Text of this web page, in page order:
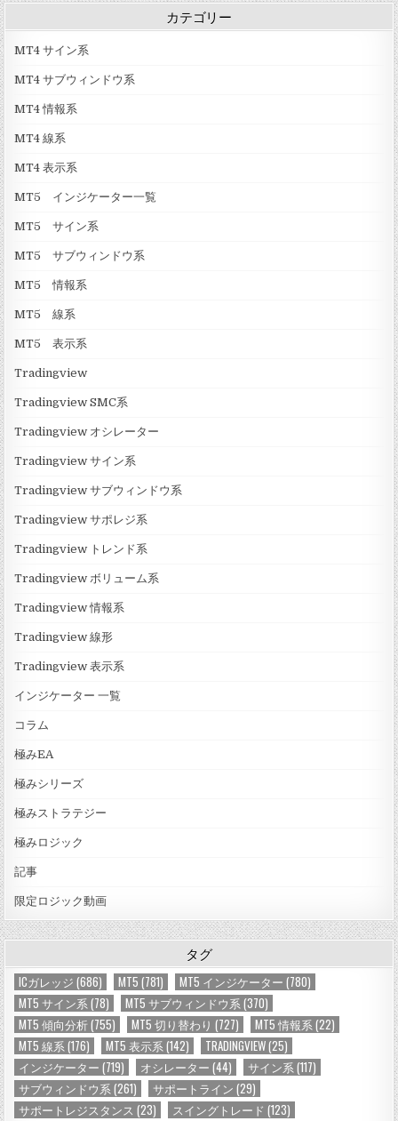
カテゴリー
MT4 サイン系
MT4 サブウィンドウ系
MT4 情報系
MT4 線系
MT4 表示系
MT5 インジケーター一覧
MT5 サイン系
MT5 サブウィンドウ系
MT5 情報系
MT5 線系
MT5 表示系
Tradingview
Tradingview SMC系
Tradingview オシレーター
Tradingview サイン系
Tradingview サブウィンドウ系
Tradingview サポレジ系
Tradingview トレンド系
Tradingview ボリューム系
Tradingview 情報系
Tradingview 線形
Tradingview 表示系
インジケーター 一覧
コラム
極みEA
極みシリーズ
極みストラテジー
極みロジック
記事
限定ロジック動画
タグ
ICガレッジ (686) MT5 (781) MT5 インジケーター (780)
MT5 サイン系 (78) MT5 サブウィンドウ系 (370)
MT5 傾向分析(755) MT5 切り替わり (727) MT5 情報系 (22)
MT5 線系 (176) MT5 表示系 (142) TRADINGVIEW(25)
インジケーター (719) オシレーター (44) サイン系 (117)
サブウィンドウ系 (261) サポートライン (29)
サポートレジスタンス (23) スイングトレード (123)